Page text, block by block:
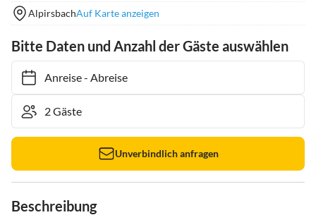
AlpirsbachAuf Karte anzeigen
Bitte Daten und Anzahl der Gäste auswählen
Anreise- Abreise
Unverbindlich anfragen
Beschreibung